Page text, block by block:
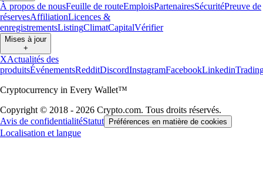
À propos de nousFeuille de routeEmploisPartenairesSécuritéPreuve de
réservesAffiliationLicences &
enregistrementsListingClimatCapitalVérifier
Mises à jour
+
XActualités des
produitsÉvénementsRedditDiscordInstagramFacebookLinkedin
Cryptocurrency in Every Wallet™
Copyright © 2018 - 2026 Crypto.com. Tous droits réservés.
Avis de confidentialitéStatut Préférences en matière de cookies
Localisation et langue